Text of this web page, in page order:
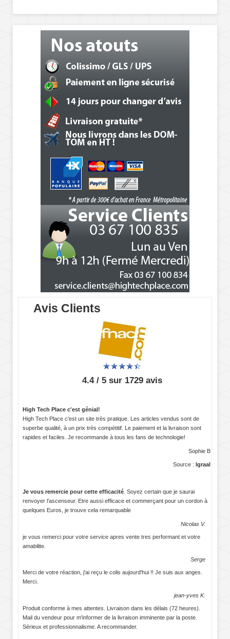
Avis Clients
4.4 / 5 sur 1729 avis
High Tech Place c'est génial!
High Tech Place c'est un site très pratique. Les articles vendus sont de
superbe qualité, à un prix très compétitif. Le paiement et la livraison sont
rapides et faciles. Je recommande à tous les fans de technologie!
Sophie B
Source : Igraal
Je vous remercie pour cette efficacité . Soyez certain que je saurai
renvoyer l’ascenseur. Etre aussi efficace et commerçant pour un cordon à
quelques Euros, je trouve cela remarquable
Nicolas V.
je vous remerci pour votre service apres vente tres performant et votre
amabilite.
Serge
Merci de votre réaction, j'ai reçu le colis aujourd'hui !! Je suis aux anges.
Merci.
jean-yves K.
Produit conforme à mes attentes. Livraison dans les délais (72 heures).
Mail du vendeur pour m'informer de la livraison imminente par la poste.
Sérieux et professionnalisme. A recommander.